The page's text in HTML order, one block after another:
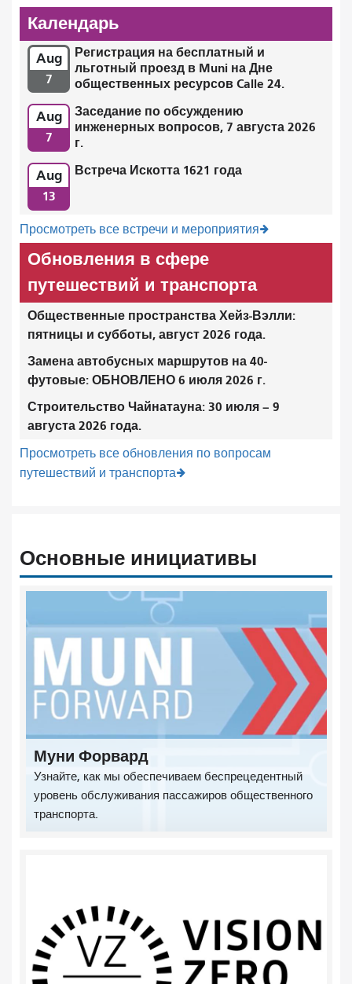
Календарь
Aug
7
Регистрация на бесплатный и
льготный проезд в Muni на Дне
общественных ресурсов Calle 24.
Aug
7
Заседание по обсуждению
инженерных вопросов, 7 августа 2026
г.
Aug
13
Встреча Искотта 1621 года
Просмотреть все встречи и мероприятия
Обновления в сфере
путешествий и транспорта
Общественные пространства Хейз-Вэлли:
пятницы и субботы, август 2026 года.
Замена автобусных маршрутов на 40-
футовые: ОБНОВЛЕНО 6 июля 2026 г.
Строительство Чайнатауна: 30 июля – 9
августа 2026 года.
Просмотреть все обновления по вопросам
путешествий и транспорта
Основные инициативы
Муни Форвард
Узнайте, как мы обеспечиваем беспрецедентный
уровень обслуживания пассажиров общественного
транспорта.